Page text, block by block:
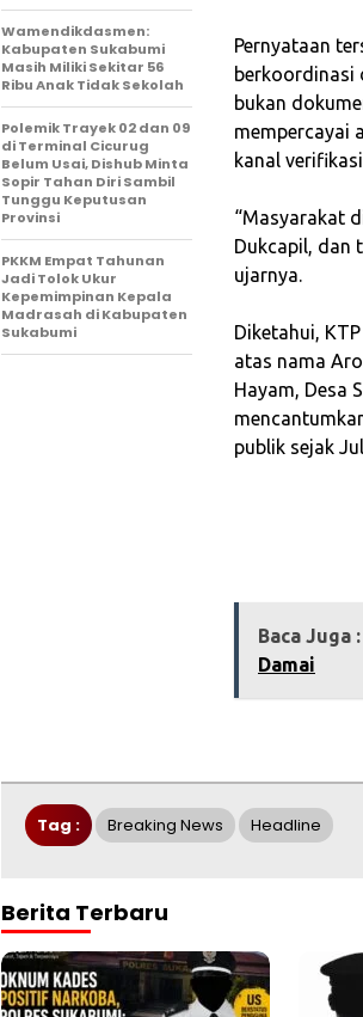
‎Pernyataan
berkoordinasi
bukan
mempercayai
kanal
‎“Masyarakat
Dukcapil, dan
ujarnya.
‎Diketahui,
atas nama
Hayam, Desa
publik sejak
Baca Juga :
Damai
Wamendikdasmen:
Kabupaten Sukabumi
Masih Miliki Sekitar 56
Ribu Anak Tidak Sekolah
Polemik Trayek 02 dan 09
di Terminal Cicurug
Belum Usai, Dishub Minta
Sopir Tahan Diri Sambil
Tunggu Keputusan
Provinsi
PKKM Empat Tahunan
Jadi Tolok Ukur
Kepemimpinan Kepala
Madrasah di Kabupaten
Sukabumi
Tag : Breaking News Headline
Berita Terbaru